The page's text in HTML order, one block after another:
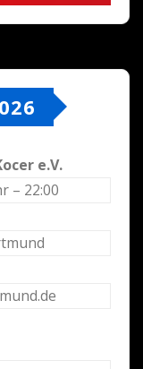
e.V.
– 22:00